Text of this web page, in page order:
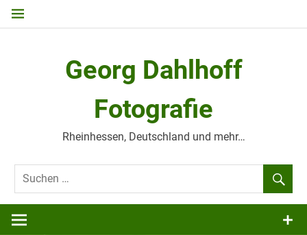
Zum
Georg Dahlhoff
Fotografie
Rheinhessen, Deutschland und mehr…